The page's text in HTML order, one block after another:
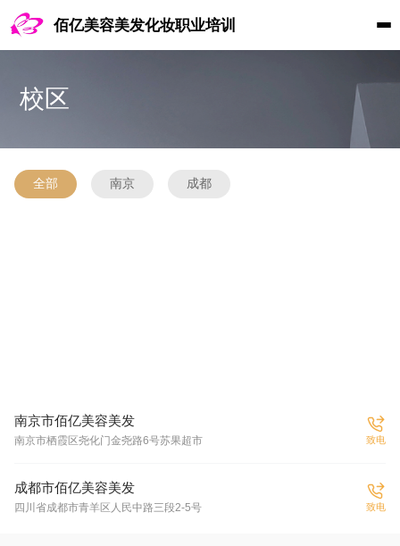
佰亿美容美发化妆职业培训
校区
全部 南京 成都
南京市佰亿美容美发
南京市栖霞区尧化门金尧路6号苏果超市 致电
成都市佰亿美容美发
四川省成都市青羊区人民中路三段2-5号 致电